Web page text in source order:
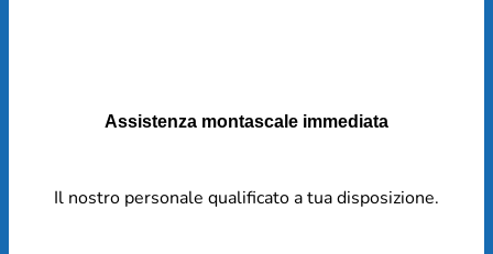
Assistenza montascale immediata
Il nostro personale qualificato a tua disposizione.